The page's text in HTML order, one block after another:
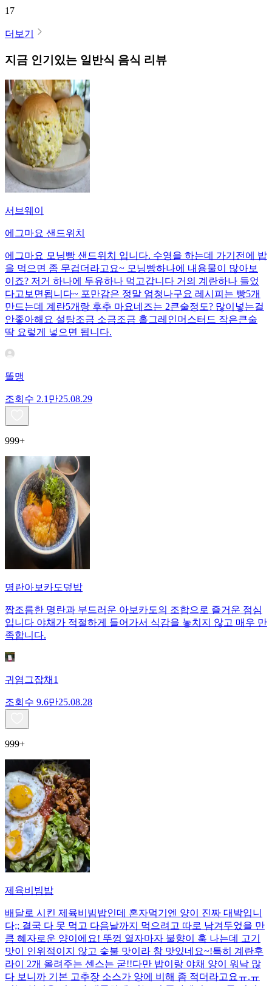
17
더보기
지금 인기있는 일반식 음식 리뷰
서브웨이
에그마요 샌드위치
에그마요 모닝빵 샌드위치 입니다. 수영을 하는데 가기전에 밥
을 먹으면 좀 무겁더라고요~ 모닝빵하나에 내용물이 많아보
이죠? 저거 하나에 두유하나 먹고갑니다 거의 계란하나 들었
다고보면됩니다~ 포만감은 정말 엄청나구요 레시피는 빵5개
만드는데 계란5개랑 후추 마요네즈는 2큰술정도? 많이넣는걸
안좋아해요 설탕조금 소금조금 홀그레인머스터드 작은큰술
딱 요렇게 넣으면 됩니다.
똘맹
조회수 2.1만25.08.29
999+
명란아보카도덮밥
짭조름한 명란과 부드러운 아보카도의 조합으로 즐거운 점심
입니다 야채가 적절하게 들어가서 식감을 놓치지 않고 매우 만
족합니다.
귀염그잡채1
조회수 9.6만25.08.28
999+
제육비빔밥
배달로 시킨 제육비빔밥인데 혼자먹기엔 양이 진짜 대박입니
다;; 결국 다 못 먹고 다음날까지 먹으려고 따로 남겨두었을 만
큼 혜자로운 양이에요! 뚜껑 열자마자 불향이 훅 나는데 고기
맛이 인위적이지 않고 숯불 맛이라 참 맛있네요~!특히 계란후
라이 2개 올려주는 센스는 굳!! ​다만 밥이랑 야채 양이 워낙 많
다 보니까 기본 고추장 소스가 양에 비해 좀 적더라고요ㅠ.ㅠ